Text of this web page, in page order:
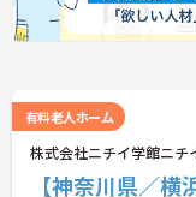
有料老人ホーム
株式会社ニチイ学館ニチ
【神奈川県／